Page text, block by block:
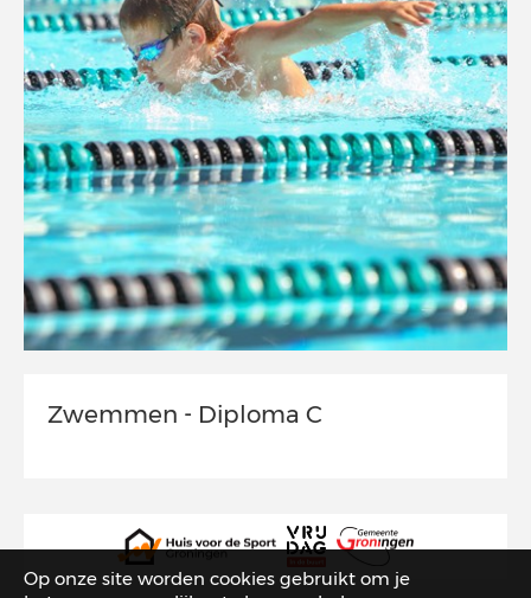
Op onze site worden cookies gebruikt om je
Zwemmen - Diploma C